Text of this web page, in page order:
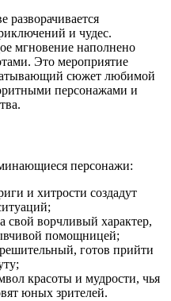
и чудес.
мгновение наполнено
Это мероприятие
сюжет любимой
персонажами и
персонажи:
и хитрости создадут
свой ворчливый характер,
помощницей;
готов прийти
красоты и мудрости, чья
юных зрителей.